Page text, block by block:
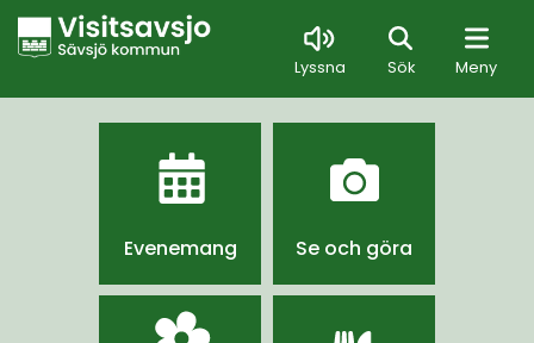
Lyssna Sök Meny
Sök
Evenemang Se och göra